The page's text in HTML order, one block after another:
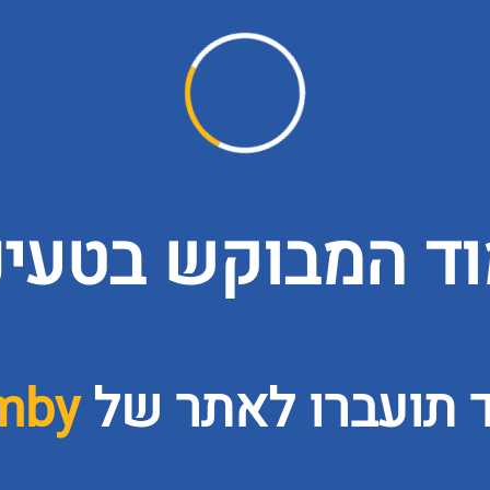
המבוקש
תועברו לאתר של